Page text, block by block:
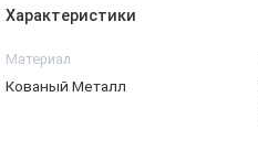
Характеристики
Материал
Кованый Металл